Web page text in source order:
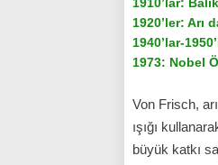
1920’ler: Arı
1940’lar-
1973: Nobel
Von Frisch,
ışığı
büyük katkı